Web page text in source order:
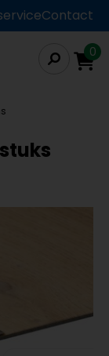
Contact
0